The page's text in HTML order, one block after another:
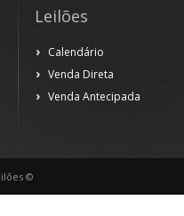
Leilões
Calendário
Venda Direta
Venda Antecipada
©